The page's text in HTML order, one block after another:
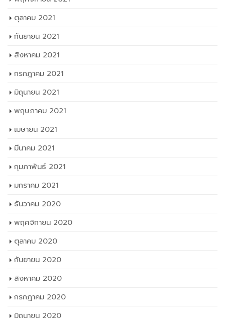
ตุลาคม 2021
กันยายน 2021
สิงหาคม 2021
กรกฎาคม 2021
มิถุนายน 2021
พฤษภาคม 2021
เมษายน 2021
มีนาคม 2021
กุมภาพันธ์ 2021
มกราคม 2021
ธันวาคม 2020
พฤศจิกายน 2020
ตุลาคม 2020
กันยายน 2020
สิงหาคม 2020
กรกฎาคม 2020
มิถุนายน 2020